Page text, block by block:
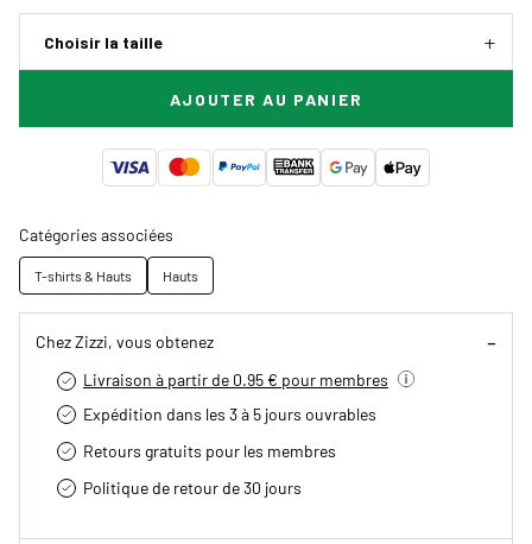
Choisir la taille
AJOUTER AU PANIER
Catégories associées
T-shirts & Hauts Hauts
Chez Zizzi, vous obtenez
Livraison à partir de 0.95 € pour membres
Expédition dans les 3 à 5 jours ouvrables
Retours gratuits pour les membres
Politique de retour de 30 jours